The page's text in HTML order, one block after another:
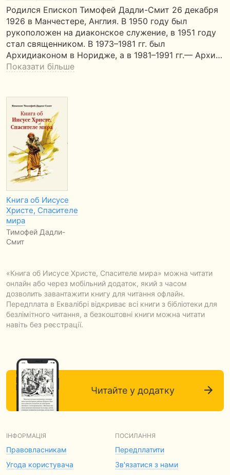
Родился Епископ Тимофей Дадли-Смит 26 декабря
1926 в Манчестере, Англия. В 1950 году был
рукоположен на диаконское служение, в 1951 году
стал священником. В 1973–1981 гг. был
Архидиаконом в Норидже, а в 1981–1991 гг.— Архи…
Показати більше
Книга об Иисусе
Христе, Спасителе
мира
Тимофей Дадли-
Смит
«Книга об Иисусе Христе, Спасителе мира» можна читати
онлайн або через мобільний додаток, який з часом
дозволить завантажити книгу для читання офлайн.
Передплата в Еквалібрі відкриває всі книги з бібліотеки для
безлімітного читання, а безкоштовні книги можна читати
навіть без реєстрації.
Читайте у додатку
ІНФОРМАЦІЯ
Правовласникам
Угода користувача
ПОСИЛАННЯ
Передплатити
Зв'язатися з нами